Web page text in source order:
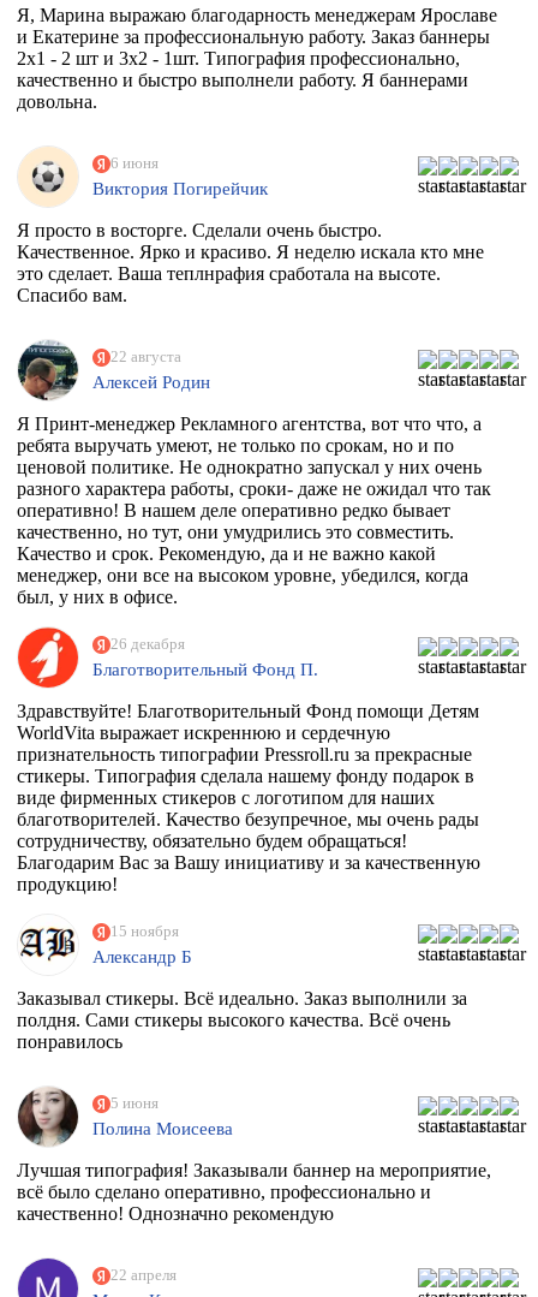
Я, Марина выражаю благодарность менеджерам Ярославе
и Екатерине за профессиональную работу. Заказ баннеры
2х1 - 2 шт и 3х2 - 1шт. Типография профессионально,
качественно и быстро выполнели работу. Я баннерами
довольна.
6 июня
Виктория Погирейчик
Я просто в восторге. Сделали очень быстро.
Качественное. Ярко и красиво. Я неделю искала кто мне
это сделает. Ваша теплнрафия сработала на высоте.
Спасибо вам.
22 августа
Алексей Родин
Я Принт-менеджер Рекламного агентства, вот что что, а
ребята выручать умеют, не только по срокам, но и по
ценовой политике. Не однократно запускал у них очень
разного характера работы, сроки- даже не ожидал что так
оперативно! В нашем деле оперативно редко бывает
качественно, но тут, они умудрились это совместить.
Качество и срок. Рекомендую, да и не важно какой
менеджер, они все на высоком уровне, убедился, когда
был, у них в офисе.
26 декабря
Благотворительный Фонд П.
Здравствуйте! Благотворительный Фонд помощи Детям
WorldVita выражает искреннюю и сердечную
признательность типографии Pressroll.ru за прекрасные
стикеры. Типография сделала нашему фонду подарок в
виде фирменных стикеров с логотипом для наших
благотворителей. Качество безупречное, мы очень рады
сотрудничеству, обязательно будем обращаться!
Благодарим Вас за Вашу инициативу и за качественную
продукцию!
15 ноября
Александр Б
Заказывал стикеры. Всё идеально. Заказ выполнили за
полдня. Сами стикеры высокого качества. Всё очень
понравилось
5 июня
Полина Моисеева
Лучшая типография! Заказывали баннер на мероприятие,
всё было сделано оперативно, профессионально и
качественно! Однозначно рекомендую
22 апреля